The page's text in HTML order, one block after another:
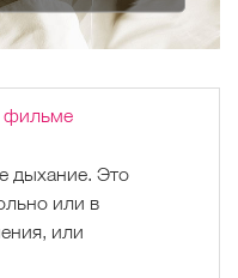
дыхание. Это
или в
или